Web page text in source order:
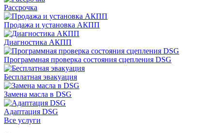
Рассрочка
Продажа и установка АКПП
Диагностика АКПП
Программная проверка состояния сцепления DSG
Бесплатная эвакуация
Замена масла в DSG
Адаптация DSG
Все услуги